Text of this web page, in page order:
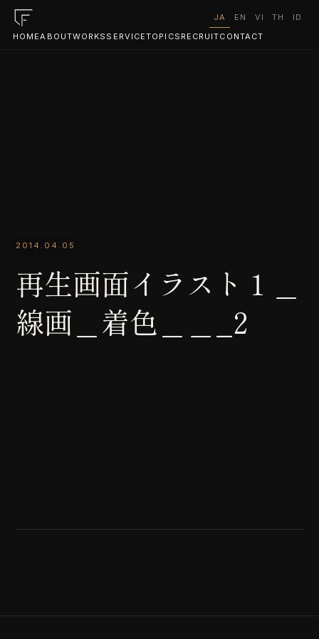
HOMEABOUTWORKS SERVICETOPICS RECRUITCONTACT
JA EN VI TH ID
2014.04.05
再生画面イラスト１＿
線画＿着色＿＿_2